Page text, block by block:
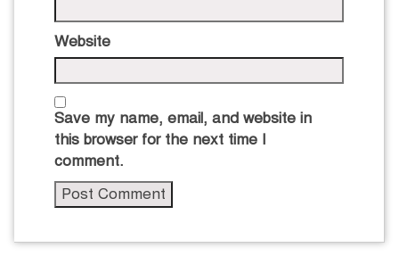
Website
Save my name, email, and website in
this browser for the next time I
comment.